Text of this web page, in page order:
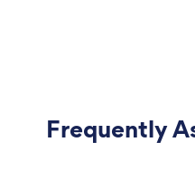
Frequently